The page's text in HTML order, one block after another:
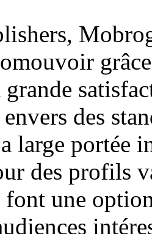
des
large portée
des profils
font une